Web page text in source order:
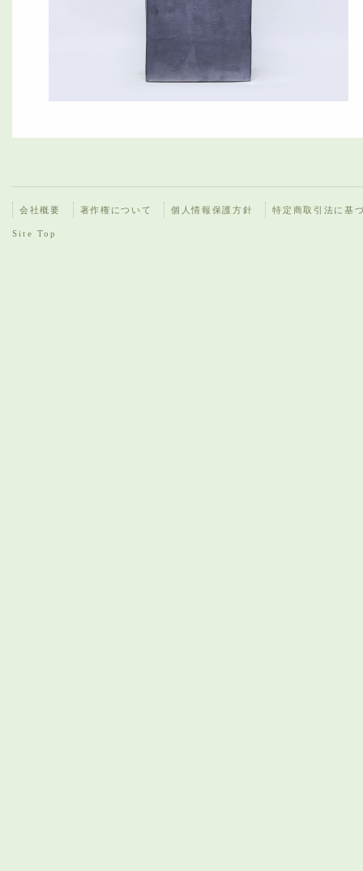
会社概要 著作権について 個人情報保護方針 特定商取引法に基
Site Top